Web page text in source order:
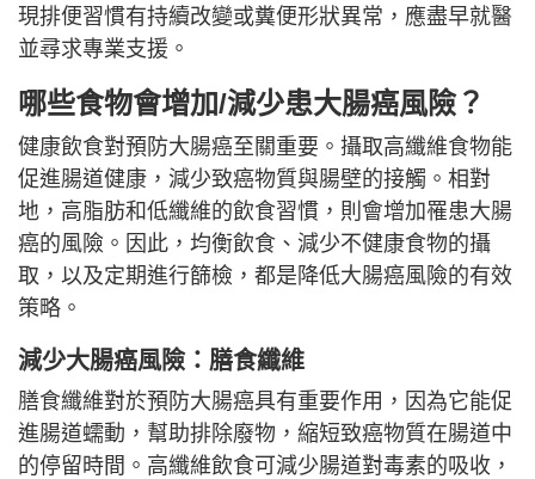
現排便習慣有持續改變或糞便形狀異常，應盡早就醫
並尋求專業支援。
哪些食物會增加/減少患大腸癌風險？
健康飲食對預防大腸癌至關重要。攝取高纖維食物能
促進腸道健康，減少致癌物質與腸壁的接觸。相對
地，高脂肪和低纖維的飲食習慣，則會增加罹患大腸
癌的風險。因此，均衡飲食、減少不健康食物的攝
取，以及定期進行篩檢，都是降低大腸癌風險的有效
策略。
減少大腸癌風險：膳食纖維
膳食纖維對於預防大腸癌具有重要作用，因為它能促
進腸道蠕動，幫助排除廢物，縮短致癌物質在腸道中
的停留時間。高纖維飲食可減少腸道對毒素的吸收，